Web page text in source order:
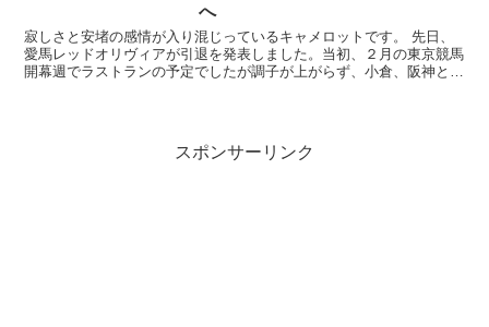
へ
寂しさと安堵の感情が入り混じっているキャメロットです。 先日、
愛馬レッドオリヴィアが引退を発表しました。当初、２月の東京競馬
開幕週でラストランの予定でしたが調子が上がらず、小倉、阪神と予
スポンサーリンク